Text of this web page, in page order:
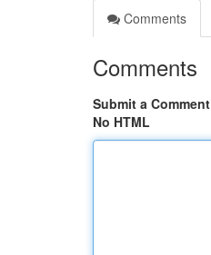
Comments
Comments
Submit a Comment
No HTML